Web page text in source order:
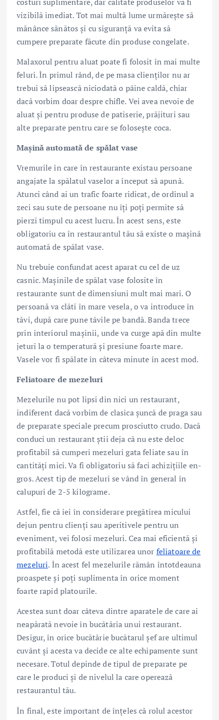
vizibilă imediat. Tot mai multă lume urmărește să
mănânce sănătos și cu siguranță va evita să
cumpere preparate făcute din produse congelate.
Malaxorul pentru aluat poate fi folosit în mai multe
feluri. În primul rând, de pe masa clienților nu ar
trebui să lipsească niciodată o pâine caldă, chiar
dacă vorbim doar despre chifle. Vei avea nevoie de
aluat și pentru produse de patiserie, prăjituri sau
alte preparate pentru care se folosește coca.
Mașină automată de spălat vase
Vremurile în care în restaurante existau persoane
angajate la spălatul vaselor a început să apună.
Atunci când ai un trafic foarte ridicat, de ordinul a
zeci sau sute de persoane nu îți poți permite să
pierzi timpul cu acest lucru. În acest sens, este
obligatoriu ca în restaurantul tău să existe o mașină
automată de spălat vase.
Nu trebuie confundat acest aparat cu cel de uz
casnic. Mașinile de spălat vase folosite în
restaurante sunt de dimensiuni mult mai mari. O
persoană va clăti în mare vesela, o va introduce în
tăvi, după care pune tăvile pe bandă. Banda trece
prin interiorul mașinii, unde va curge apă din multe
jeturi la o temperatură și presiune foarte mare.
Vasele vor fi spălate în câteva minute în acest mod.
Feliatoare de mezeluri
Mezelurile nu pot lipsi din nici un restaurant,
indiferent dacă vorbim de clasica șuncă de praga sau
de preparate speciale precum prosciutto crudo. Dacă
conduci un restaurant știi deja că nu este deloc
profitabil să cumperi mezeluri gata feliate sau în
cantități mici. Va fi obligatoriu să faci achizițiile en-
gros. Acest tip de mezeluri se vând în general în
calupuri de 2-5 kilograme.
Astfel, fie că iei în considerare pregătirea micului
dejun pentru clienți sau aperitivele pentru un
eveniment, vei folosi mezeluri. Cea mai eficientă și
profitabilă metodă este utilizarea unor feliatoare de
mezeluri. În acest fel mezelurile rămân întotdeauna
proaspete și poți suplimenta în orice moment
foarte rapid platourile.
Acestea sunt doar câteva dintre aparatele de care ai
neapărată nevoie în bucătăria unui restaurant.
Desigur, în orice bucătărie bucătarul șef are ultimul
cuvânt și acesta va decide ce alte echipamente sunt
necesare. Totul depinde de tipul de preparate pe
care le produci și de nivelul la care operează
restaurantul tău.
În final, este important de înțeles că rolul acestor